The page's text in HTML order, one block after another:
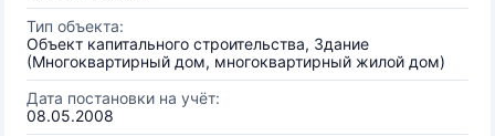
Тип объекта:
Объект капитального строительства, Здание
(Многоквартирный дом, многоквартирный жилой дом)
Дата постановки на учёт:
08.05.2008